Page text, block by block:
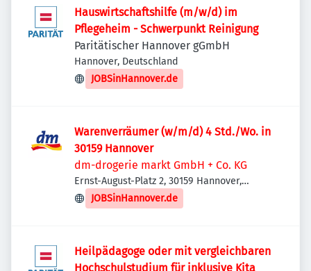
Hauswirtschaftshilfe (m/w/d) im
Pflegeheim - Schwerpunkt Reinigung
Paritätischer Hannover gGmbH
Hannover, Deutschland
JOBSinHannover.de
Warenverräumer (w/m/d) 4 Std./Wo. in
30159 Hannover
dm-drogerie markt GmbH + Co. KG
Ernst-August-Platz 2, 30159 Hannover,
Deutschland
JOBSinHannover.de
Heilpädagoge oder mit vergleichbaren
Hochschulstudium für inklusive Kita